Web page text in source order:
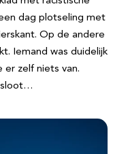
dag plotseling met
Op de andere
Iemand was duidelijk
er zelf niets van.